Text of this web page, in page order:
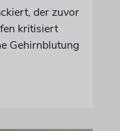
der zuvor
kritisiert
Gehirnblutung